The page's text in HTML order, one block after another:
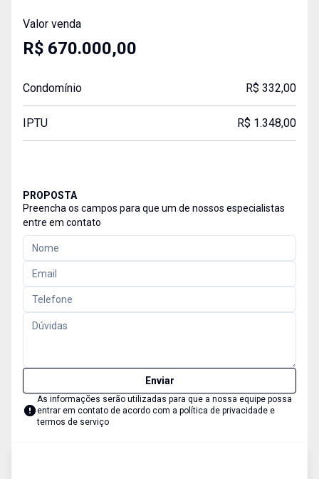
Valor venda
R$ 670.000,00
Condomínio R$ 332,00
IPTU R$ 1.348,00
PROPOSTA
Preencha os campos para que um de nossos especialistas
entre em contato
Enviar
As informações serão utilizadas para que a nossa equipe possa
entrar em contato de acordo com a política de privacidade e
termos de serviço